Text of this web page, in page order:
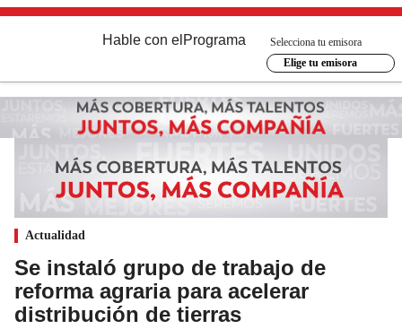
Hable con el Programa
Selecciona tu emisora
Elige tu emisora
Actualidad
Se instaló grupo de trabajo de
reforma agraria para acelerar
distribución de tierras